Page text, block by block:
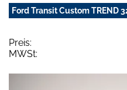
Ford Transit Custom TREND
Preis:
MWSt: